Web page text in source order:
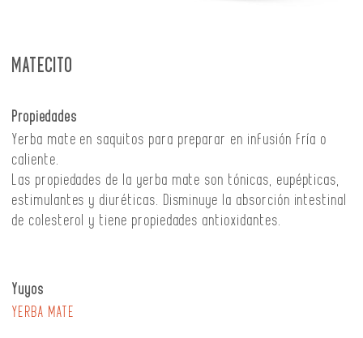
MATECITO
Propiedades
Yerba mate en saquitos para preparar en infusión fría o
caliente.
Las propiedades de la yerba mate son tónicas, eupépticas,
estimulantes y diuréticas. Disminuye la absorción intestinal
de colesterol y tiene propiedades antioxidantes.
Yuyos
YERBA MATE